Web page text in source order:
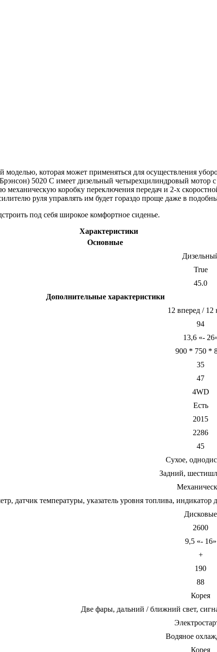
которая может применяться для осуществления
5020 C имеет дизельный четырехцилиндровый
механическую коробку переключения передач и 2-х
руля управлять им будет гораздо проще даже в
под себя широкое комфортное сиденье.
Характеристики
Основные
True
45.0
Дополнительные характеристики
12 вперед / 12
94
13,6 «-
900 * 750 *
35
47
4WD
Есть
2015
2286
45
Сухое,
Задний,
датчик температуры, указатель уровня топлива,
Дисковые
2600
9,5 «- 16»
+
190
88
Корея
Две фары, дальний / ближний свет,
Водяное
Корея